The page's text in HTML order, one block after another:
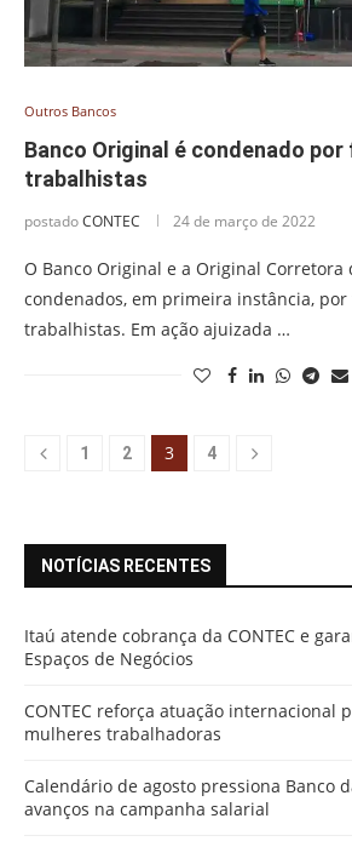
Outros Bancos
Banco Original é condenado
trabalhistas
postadoCONTEC 24 de março de 2022
O Banco Original e a Original Corretora
condenados, em primeira instância,
trabalhistas. Em ação ajuizada …
1 2 3 4
NOTÍCIAS RECENTES
Itaú atende cobrança da CONTEC e
Espaços de Negócios
CONTEC reforça atuação internacional
mulheres trabalhadoras
Calendário de agosto pressiona Banco
avanços na campanha salarial